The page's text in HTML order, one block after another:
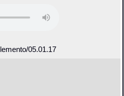
05.01.17